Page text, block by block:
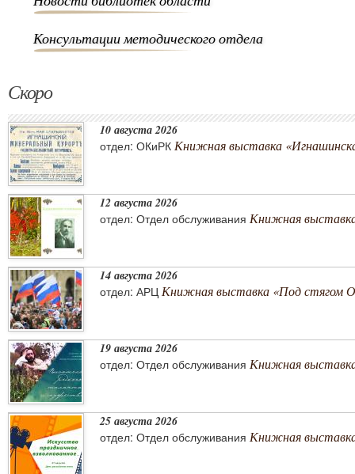
Консультации методического отдела
Скоро
10 августа 2026
отдел: ОКиРК Книжная выставка
12 августа 2026
отдел: Отдел обслуживания Книжная
14 августа 2026
отдел: АРЦ Книжная выставка «Под стягом
19 августа 2026
отдел: Отдел обслуживания Книжная
25 августа 2026
отдел: Отдел обслуживания Книжная